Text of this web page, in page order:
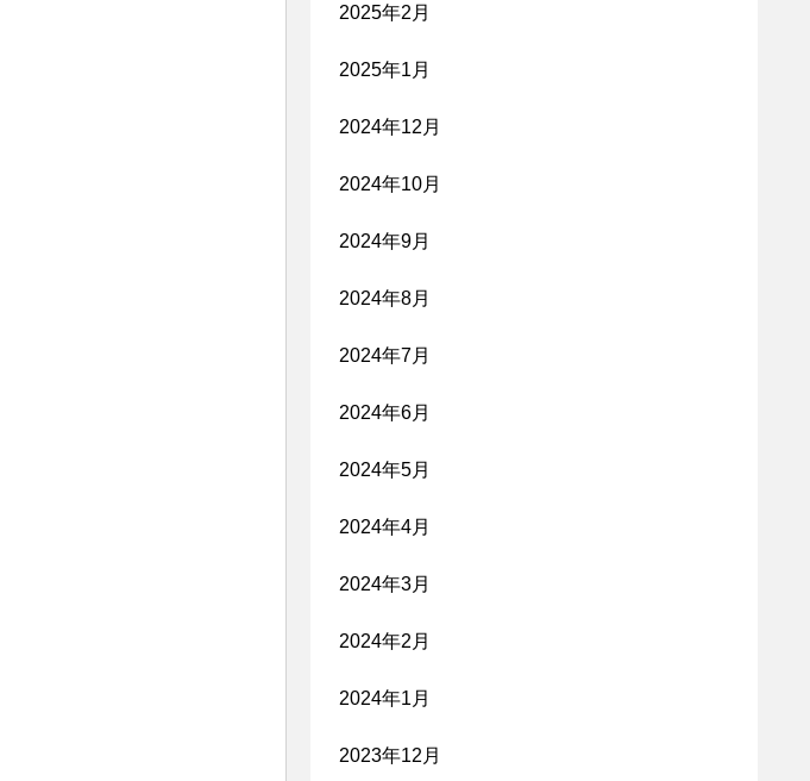
2025年2月
2025年1月
2024年12月
2024年10月
2024年9月
2024年8月
2024年7月
2024年6月
2024年5月
2024年4月
2024年3月
2024年2月
2024年1月
2023年12月